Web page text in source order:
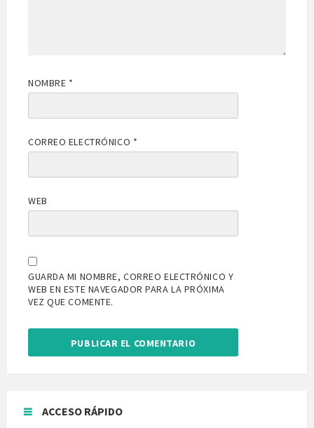
NOMBRE *
CORREO ELECTRÓNICO *
WEB
GUARDA MI NOMBRE, CORREO ELECTRÓNICO Y
WEB EN ESTE NAVEGADOR PARA LA PRÓXIMA
VEZ QUE COMENTE.
ACCESO RÁPIDO